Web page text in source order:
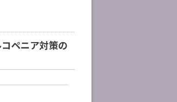
ペニア対策の